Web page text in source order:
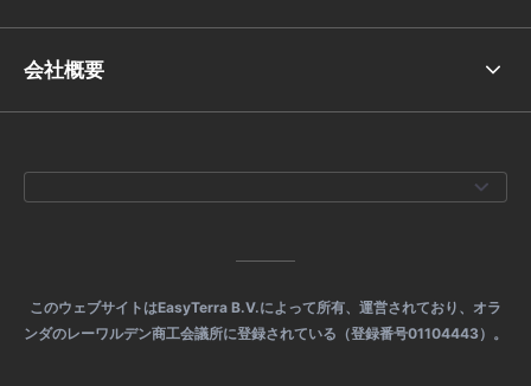
会社概要
このウェブサイトはEasyTerra B.V.によって所有、運営されており、オラ
ンダのレーワルデン商工会議所に登録されている（登録番号01104443）。